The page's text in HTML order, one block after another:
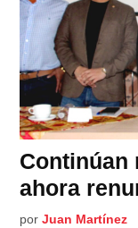
Continúan
ahora
por Juan Martínez